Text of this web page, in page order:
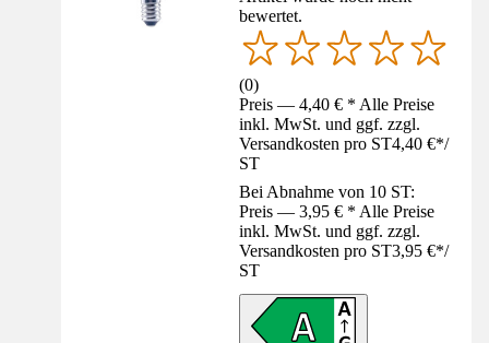
bewertet.
(0)
Preis — 4,40 € * Alle Preise
inkl. MwSt. und ggf. zzgl.
Versandkosten pro ST4,40 €*/
ST
Bei Abnahme von 10 ST:
Preis — 3,95 € * Alle Preise
inkl. MwSt. und ggf. zzgl.
Versandkosten pro ST3,95 €*/
ST